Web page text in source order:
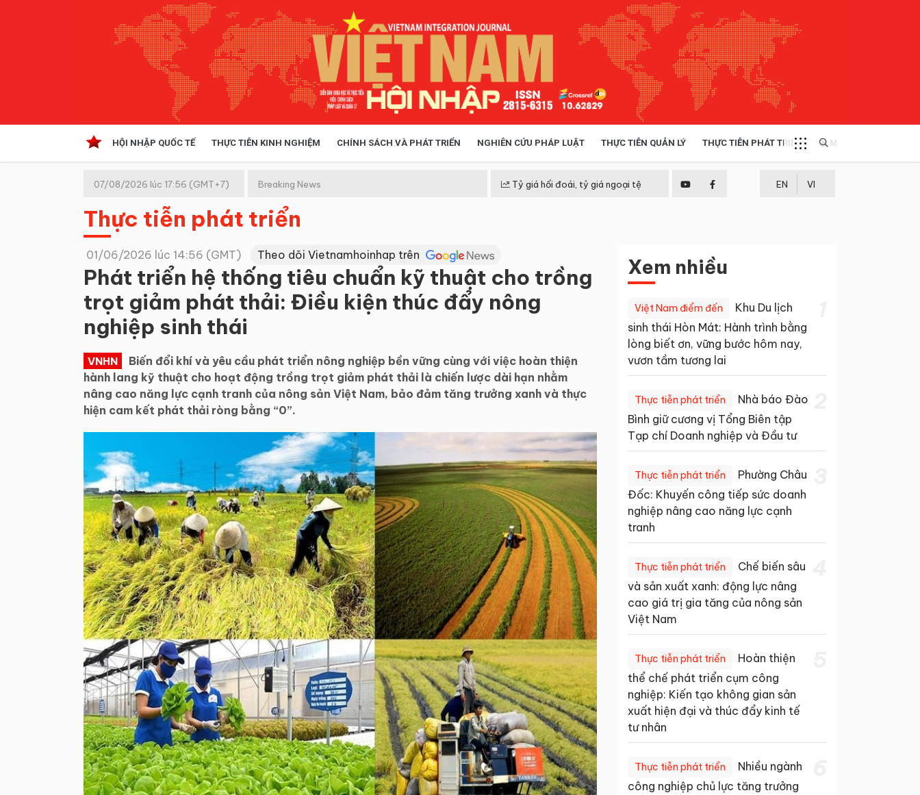
HỘI NHẬP QUỐC TẾ THỰC TIỄN KINH NGHIỆM CHÍNH SÁCH VÀ PHÁT TRIỂN NGHIÊN CỨU PHÁP LUẬT THỰC TIỄN QUẢN LÝ THỰC TIỄN PHÁT TRIỂN MULTIMEDIA
Kinh tế hội nhập
Doanh nghiệp
07/08/2026 lúc 17:56 (GMT+7) Breaking News Tỷ giá hối đoái, tỷ giá ngoại tệ EN VI
Thực tiễn phát triển
01/06/2026 lúc 14:56 (GMT) Theo dõi Vietnamhoinhap trên
Phát triển hệ thống tiêu chuẩn kỹ thuật cho trồng
trọt giảm phát thải: Điều kiện thúc đẩy nông
nghiệp sinh thái
VNHN
Biến đổi khí và yêu cầu phát triển nông nghiệp bền vững cùng với việc hoàn thiện
hành lang kỹ thuật cho hoạt động trồng trọt giảm phát thải là chiến lược dài hạn nhằm
nâng cao năng lực cạnh tranh của nông sản Việt Nam, bảo đảm tăng trưởng xanh và thực
hiện cam kết phát thải ròng bằng “0”.
Xem nhiều
Việt Nam điểm đến
Khu Du lịch
sinh thái Hòn Mát: Hành trình bằng
lòng biết ơn, vững bước hôm nay,
vươn tầm tương lai
Thực tiễn phát triển
Nhà báo Đào
Bình giữ cương vị Tổng Biên tập
Tạp chí Doanh nghiệp và Đầu tư
Thực tiễn phát triển
Phường Châu
Đốc: Khuyến công tiếp sức doanh
nghiệp nâng cao năng lực cạnh
tranh
Thực tiễn phát triển
Chế biến sâu
và sản xuất xanh: động lực nâng
cao giá trị gia tăng của nông sản
Việt Nam
Thực tiễn phát triển
Hoàn thiện
thể chế phát triển cụm công
nghiệp: Kiến tạo không gian sản
xuất hiện đại và thúc đẩy kinh tế
tư nhân
Thực tiễn phát triển
Nhiều ngành
công nghiệp chủ lực tăng trưởng